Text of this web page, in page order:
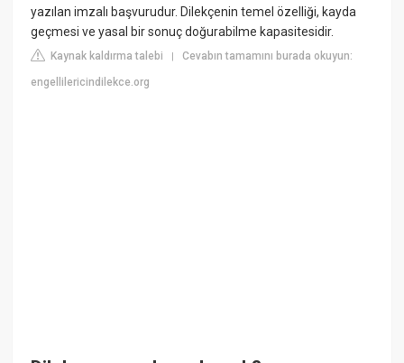
yazılan imzalı başvurudur. Dilekçenin temel özelliği, kayda
geçmesi ve yasal bir sonuç doğurabilme kapasitesidir.
Kaynak kaldırma talebi |Cevabın tamamını burada okuyun:
engellilericindilekce.org